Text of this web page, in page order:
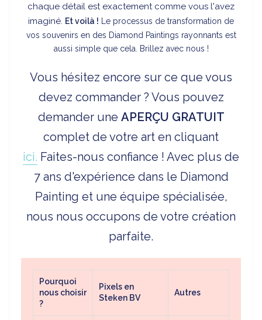
chaque détail est exactement comme vous l'avez
imaginé. Et voilà ! Le processus de transformation de
vos souvenirs en des Diamond Paintings rayonnants est
aussi simple que cela. Brillez avec nous !
Vous hésitez encore sur ce que vous
devez commander ? Vous pouvez
demander une APERÇU GRATUIT
complet de votre art en cliquant
ici. Faites-nous confiance ! Avec plus de
7 ans d'expérience dans le Diamond
Painting et une équipe spécialisée,
nous nous occupons de votre création
parfaite.
Pourquoi
nous choisir
?
Pixels en
Steken BV
Autres